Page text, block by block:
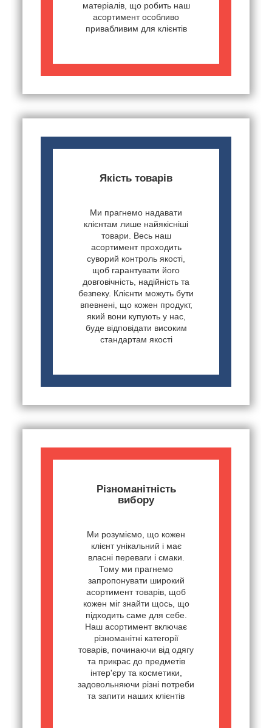
матеріалів, що робить наш
асортимент особливо
привабливим для клієнтів
Якість товарів
Ми прагнемо надавати
клієнтам лише найякісніші
товари. Весь наш
асортимент проходить
суворий контроль якості,
щоб гарантувати його
довговічність, надійність та
безпеку. Клієнти можуть бути
впевнені, що кожен продукт,
який вони купують у нас,
буде відповідати високим
стандартам якості
Різноманітність
вибору
Ми розуміємо, що кожен
клієнт унікальний і має
власні переваги і смаки.
Тому ми прагнемо
запропонувати широкий
асортимент товарів, щоб
кожен міг знайти щось, що
підходить саме для себе.
Наш асортимент включає
різноманітні категорії
товарів, починаючи від одягу
та прикрас до предметів
інтер'єру та косметики,
задовольняючи різні потреби
та запити наших клієнтів